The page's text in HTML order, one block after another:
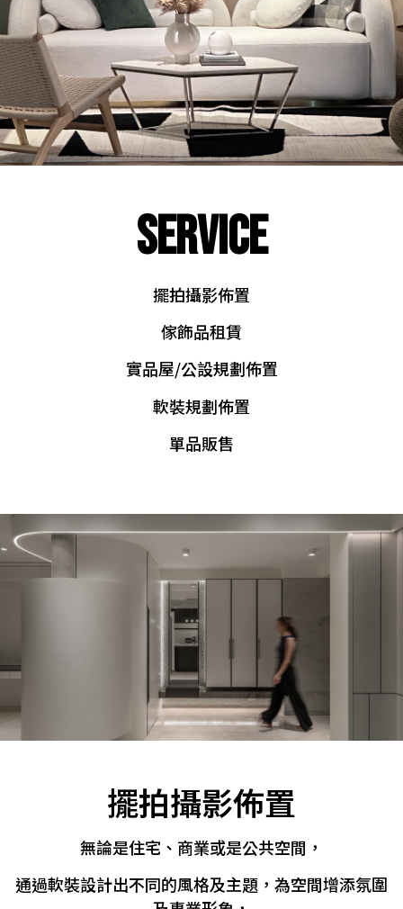
SERVICE
擺拍攝影佈置
傢飾品租賃
實品屋/公設規劃佈置
軟裝規劃佈置
單品販售
擺拍攝影佈置
無論是住宅、商業或是公共空間，
通過軟裝設計出不同的風格及主題，為空間增添氛圍